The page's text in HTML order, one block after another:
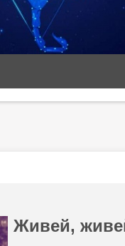
Живей,